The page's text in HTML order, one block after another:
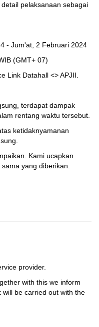
pelaksanaan sebagai
- Jum'at, 2 Februari 2024
(GMT+ 07)
Link Datahall <> APJII.
terdapat dampak
rentang waktu tersebut.
ketidaknyamanan
Kami ucapkan
yang diberikan.
provider.
with this we inform
be carried out with the